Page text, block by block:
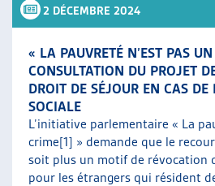
2 DÉCEMBRE 2024
« LA PAUVRETÉ N’EST PAS
CONSULTATION DU PROJET
DROIT DE SÉJOUR EN CAS DE
SOCIALE
L’initiative parlementaire « La
crime[1] » demande que le
soit plus un motif de révocation
pour les étrangers qui résident